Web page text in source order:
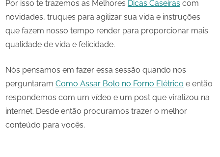
Por isso te trazemos as Melhores Dicas Caseiras com
novidades, truques para agilizar sua vida e instruções
que fazem nosso tempo render para proporcionar mais
qualidade de vida e felicidade.
Nós pensamos em fazer essa sessão quando nos
perguntaram Como Assar Bolo no Forno Elétrico e então
respondemos com um vídeo e um post que viralizou na
internet. Desde então procuramos trazer o melhor
conteúdo para vocês.